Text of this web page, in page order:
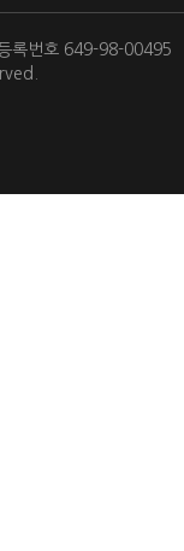
록번호 649-98-